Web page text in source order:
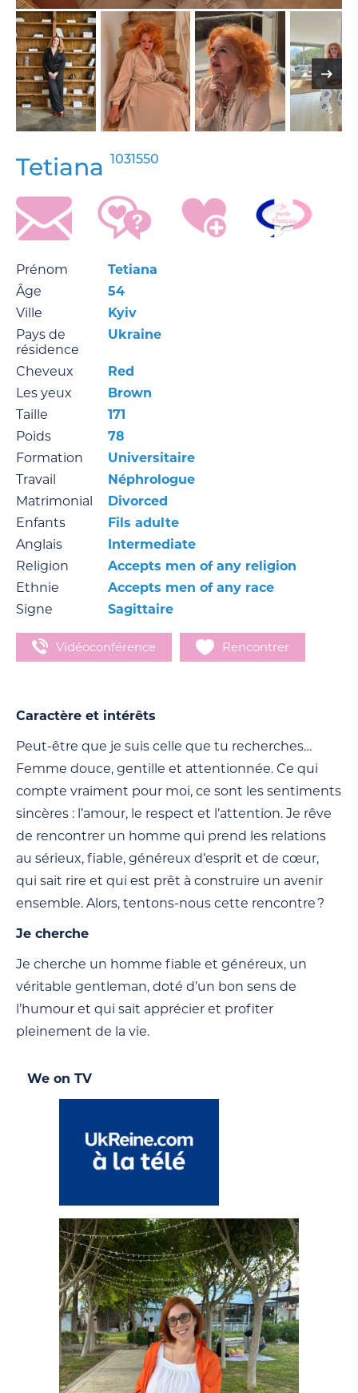
Tetiana 1031550
Prénom
Tetiana
Âge
54
Ville
Kyiv
Pays de
résidence
Ukraine
Cheveux
Red
Les yeux
Brown
Taille
171
Poids
78
Formation
Universitaire
Travail
Néphrologue
Matrimonial
Divorced
Enfants
Fils adulte
Anglais
Intermediate
Religion
Accepts men of any religion
Ethnie
Accepts men of any race
Signe
Sagittaire
Vidéoconférence Rencontrer
Caractère et intérêts
Peut-être que je suis celle que tu recherches…
Femme douce, gentille et attentionnée. Ce qui
compte vraiment pour moi, ce sont les sentiments
sincères : l’amour, le respect et l’attention. Je rêve
de rencontrer un homme qui prend les relations
au sérieux, fiable, généreux d’esprit et de cœur,
qui sait rire et qui est prêt à construire un avenir
ensemble. Alors, tentons-nous cette rencontre ?
Je cherche
Je cherche un homme fiable et généreux, un
véritable gentleman, doté d’un bon sens de
l’humour et qui sait apprécier et profiter
pleinement de la vie.
We on TV